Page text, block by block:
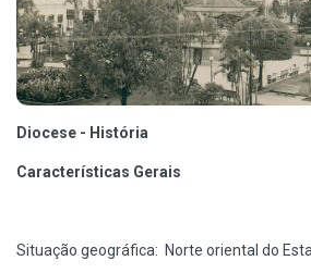
Diocese - História
Características Gerais
Situação geográfica: Norte oriental do